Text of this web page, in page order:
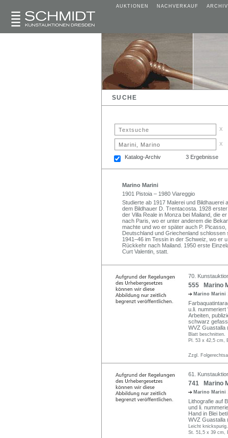
AUKTIONEN NACHVERKAUF ARCHIV
SUCHE
x
x
Katalog-Archiv 3 Ergebnisse
Marino Marini
1901 Pistoia – 1980 Viareggio
Studierte ab 1917 Malerei und Bildhauerei
dem Bildhauer D. Trentacosta. 1928
der Villa Reale in Monza bei Mailand, die
nach Paris, wo er unter anderem die
machte und wo er später auch P.
Deutschland und Griechenland schlossen
1941–46 im Tessin in der Schweiz, wo er
Rückkehr nach Mailand. 1950 erste
Curt Valentin, statt.
70.
555 Marino
Marino Marini
u.li. nummeriert
Arbeiten,
schwarz
WVZ Guastalla
Blatt beschnitten.
Pl. 53 x 42,5 cm,
Zzgl.
61.
741 Marino
Marino Marini
Lithografie auf
und li.
Hand in Blei
WVZ Guastalla
Leicht
St. 51,5 x 39 cm,